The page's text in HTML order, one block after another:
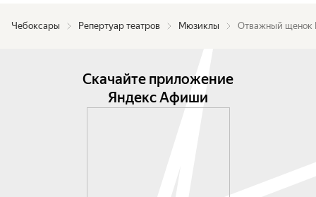
Чебоксары Репертуар театров Мюзиклы Отважный щенок
Скачайте приложение
Яндекс Афиши